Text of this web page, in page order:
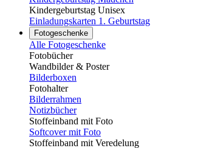
Kindergeburtstag Unisex
Einladungskarten 1. Geburtstag
Fotogeschenke
Alle Fotogeschenke
Fotobücher
Wandbilder & Poster
Bilderboxen
Fotohalter
Bilderrahmen
Notizbücher
Stoffeinband mit Foto
Softcover mit Foto
Stoffeinband mit Veredelung